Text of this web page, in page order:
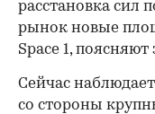
00:00 /
расстановка сил
рынок новые
Space 1, поясняют
Сейчас
со стороны